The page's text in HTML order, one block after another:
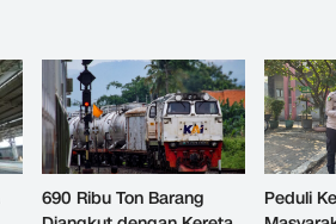
690 Ribu Ton Barang
Peduli